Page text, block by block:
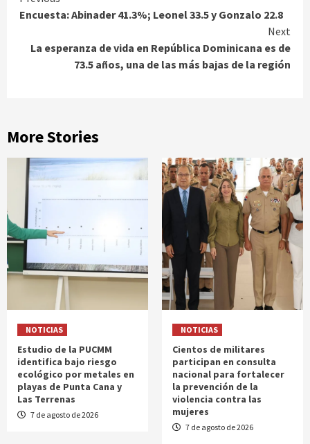
Encuesta: Abinader 41.3%; Leonel 33.5 y Gonzalo 22.8
Next
La esperanza de vida en República Dominicana es de
73.5 años, una de las más bajas de la región
More Stories
NOTICIAS
Estudio de la PUCMM
identifica bajo riesgo
ecológico por metales en
playas de Punta Cana y
Las Terrenas
7 de agosto de 2026
NOTICIAS
Cientos de militares
participan en consulta
nacional para fortalecer
la prevención de la
violencia contra las
mujeres
7 de agosto de 2026